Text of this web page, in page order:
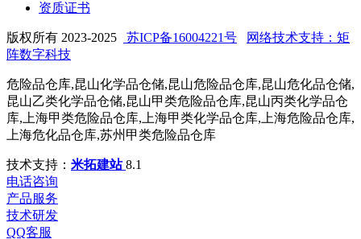
资质证书
版权所有 2023-2025 苏ICP备16004221号
网络技术支持：矩
阵数字科技
危险品仓库,昆山化学品仓储,昆山危险品仓库,昆山危化品仓储,
昆山乙类化学品仓储,昆山甲类危险品仓库,昆山丙类化学品仓
库,上海甲类危险品仓库,上海甲类化学品仓库,上海危险品仓库,
上海危化品仓库,苏州甲类危险品仓库
技术支持： 米拓建站8.1
电话咨询
产品服务
技术研发
QQ客服